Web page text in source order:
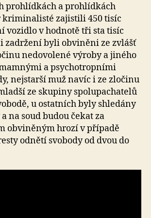
prohlídkách a prohlídkách
kriminalisté zajistili 450 tisíc
vozidlo v hodnotě tři sta tisíc
zadržení byli obviněni ze zvlášť
nedovolené výroby a jiného
a psychotropními
nejstarší muž navíc i ze zločinu
ze skupiny spolupachatelů
u ostatních byly shledány
na soud budou čekat za
obviněným hrozí v případě
odnětí svobody od dvou do